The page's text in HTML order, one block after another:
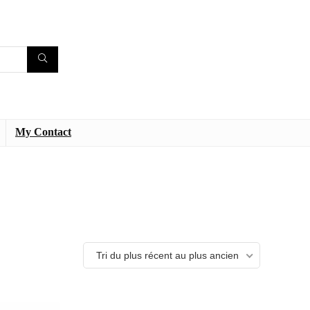
My Contact
Tri du plus récent au plus ancien